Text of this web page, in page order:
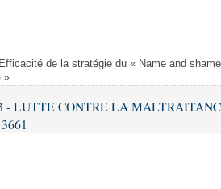
de la stratégie du « Name and
»
- LUTTE CONTRE LA